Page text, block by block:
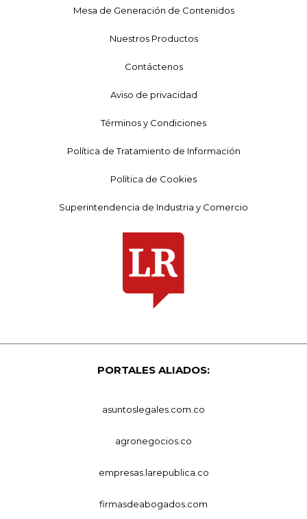
Mesa de Generación de Contenidos
Nuestros Productos
Contáctenos
Aviso de privacidad
Términos y Condiciones
Política de Tratamiento de Información
Política de Cookies
Superintendencia de Industria y Comercio
PORTALES ALIADOS:
asuntoslegales.com.co
agronegocios.co
empresas.larepublica.co
firmasdeabogados.com